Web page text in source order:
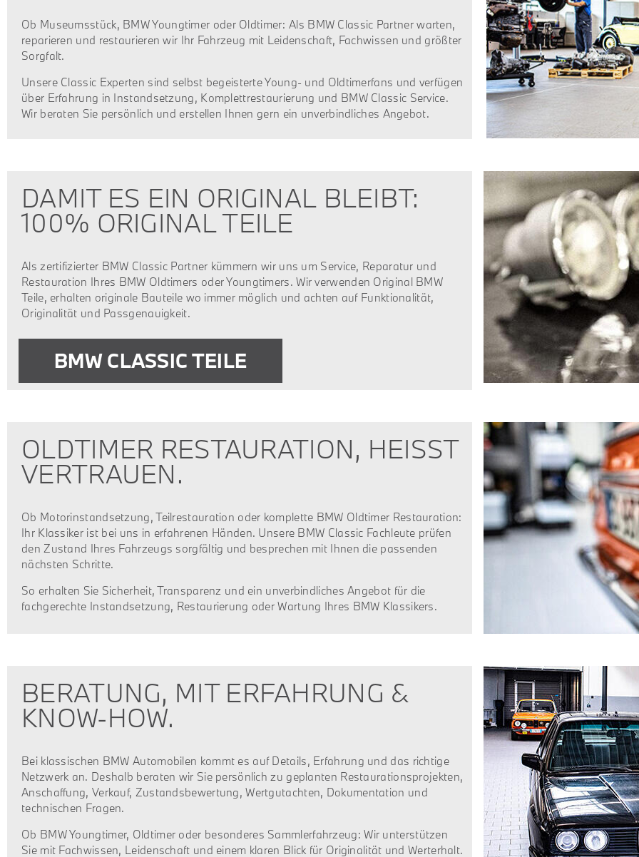
Ob Museumsstück, BMW Youngtimer oder Oldtimer: Als BMW Classic Partner warten,
reparieren und restaurieren wir Ihr Fahrzeug mit Leidenschaft, Fachwissen und größter
Sorgfalt.
Unsere Classic Experten sind selbst begeisterte Young- und Oldtimerfans und verfügen
über Erfahrung in Instandsetzung, Komplettrestaurierung und BMW Classic Service.
Wir beraten Sie persönlich und erstellen Ihnen gern ein unverbindliches Angebot.
DAMIT ES EIN ORIGINAL BLEIBT:
100% ORIGINAL TEILE
Als zertifizierter BMW Classic Partner kümmern wir uns um Service, Reparatur und
Restauration Ihres BMW Oldtimers oder Youngtimers. Wir verwenden Original BMW
Teile, erhalten originale Bauteile wo immer möglich und achten auf Funktionalität,
Originalität und Passgenauigkeit.
BMW CLASSIC TEILE
OLDTIMER RESTAURATION, HEISST V
ERTRAUEN.
Ob Motorinstandsetzung, Teilrestauration oder komplette BMW Oldtimer Restauration:
Ihr Klassiker ist bei uns in erfahrenen Händen. Unsere BMW Classic Fachleute prüfen
den Zustand Ihres Fahrzeugs sorgfältig und besprechen mit Ihnen die passenden
nächsten Schritte.
So erhalten Sie Sicherheit, Transparenz und ein unverbindliches Angebot für die
fachgerechte Instandsetzung, Restaurierung oder Wartung Ihres BMW Klassikers.
BERATUNG, MIT ERFAHRUNG &
KNOW-HOW.
Bei klassischen BMW Automobilen kommt es auf Details, Erfahrung und das richtige
Netzwerk an. Deshalb beraten wir Sie persönlich zu geplanten Restaurationsprojekten,
Anschaffung, Verkauf, Zustandsbewertung, Wertgutachten, Dokumentation und
technischen Fragen.
Ob BMW Youngtimer, Oldtimer oder besonderes Sammlerfahrzeug: Wir unterstützen
Sie mit Fachwissen, Leidenschaft und einem klaren Blick für Originalität und Werterhalt.